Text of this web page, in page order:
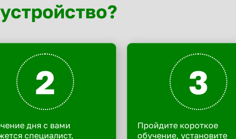
2
дня с вами
специалист,
3
Пройдите короткое
обучение, установите